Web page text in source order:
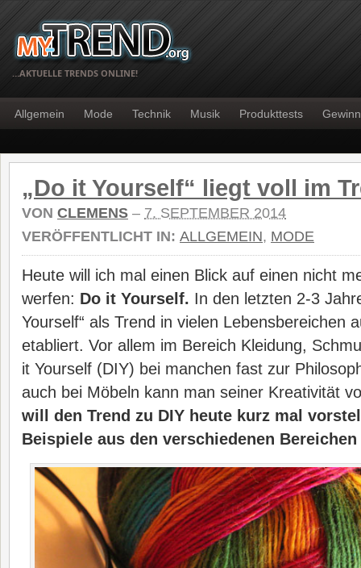
…AKTUELLE TRENDS ONLINE!
Allgemein Mode Technik Musik Produkttests
„Do it Yourself“ liegt voll im
VON CLEMENS – 7. SEPTEMBER 2014
VERÖFFENTLICHT IN: ALLGEMEIN, MODE
Heute will ich mal einen Blick auf einen nicht
werfen: Do it Yourself. In den letzten 2-3
Yourself“ als Trend in vielen Lebensbereichen
etabliert. Vor allem im Bereich Kleidung,
it Yourself (DIY) bei manchen fast zur
auch bei Möbeln kann man seiner Kreativität
will den Trend zu DIY heute kurz mal
Beispiele aus den verschiedenen